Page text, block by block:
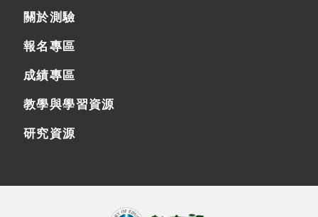
關於測驗
報名專區
成績專區
教學與學習資源
研究資源